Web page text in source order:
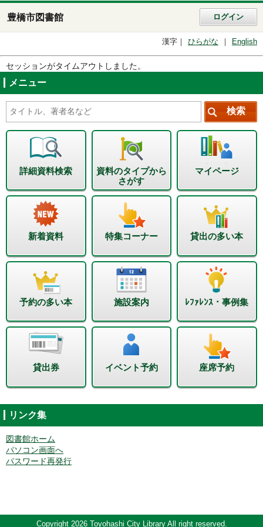
豊橋市図書館 ログイン
漢字 ひらがな English
セッションがタイムアウトしました。
メニュー
詳細資料検索
資料のタイプから
さがす
マイページ
新着資料 特集コーナー 貸出の多い本
予約の多い本 施設案内 ﾚﾌｧﾚﾝｽ・事例集
貸出券 イベント予約 座席予約
リンク集
図書館ホーム
パソコン画面へ
パスワード再発行
Copyright 2026 Toyohashi City Library All right reserved.